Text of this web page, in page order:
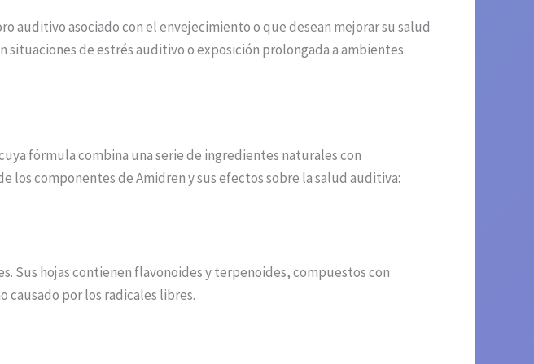
auditivo asociado con el envejecimiento o que desean mejorar su salud
situaciones de estrés auditivo o exposición prolongada a ambientes
fórmula combina una serie de ingredientes naturales con
los componentes de Amidren y sus efectos sobre la salud auditiva:
Sus hojas contienen flavonoides y terpenoides, compuestos con
por los radicales libres.